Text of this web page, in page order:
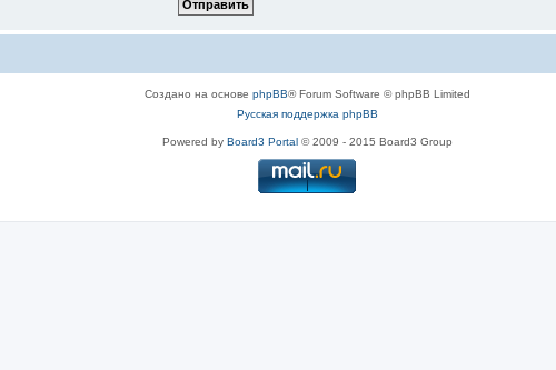
Создано на основе phpBB® Forum Software © phpBB Limited
Русская поддержка phpBB
Powered by Board3 Portal© 2009 - 2015 Board3 Group